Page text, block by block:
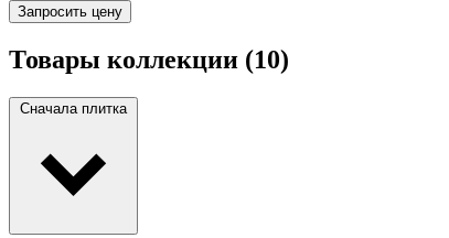
Запросить цену
Товары коллекции (10)
Сначала плитка